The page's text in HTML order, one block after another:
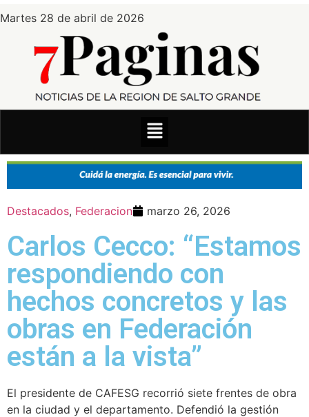
Martes 28 de abril de 2026
Destacados, Federacion marzo 26, 2026
Carlos Cecco: “Estamos
respondiendo con
hechos concretos y las
obras en Federación
están a la vista”
El presidente de CAFESG recorrió siete frentes de obra
en la ciudad y el departamento. Defendió la gestión